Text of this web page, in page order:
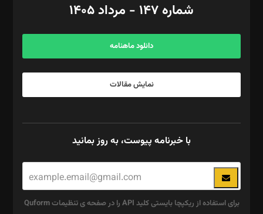
آگهی و مشترکین: ۰۹۱۹۹۹۹۰۴۵۴
شماره ۱۴۷ - مرداد ۱۴۰۵
دانلود ماهنامه
نمایش مقالات
با خبرنامه پیوست، به روز بمانید
برای استفاده از ریکپچا بایستی کلید API را در صفحه ی تنظیمات Quform